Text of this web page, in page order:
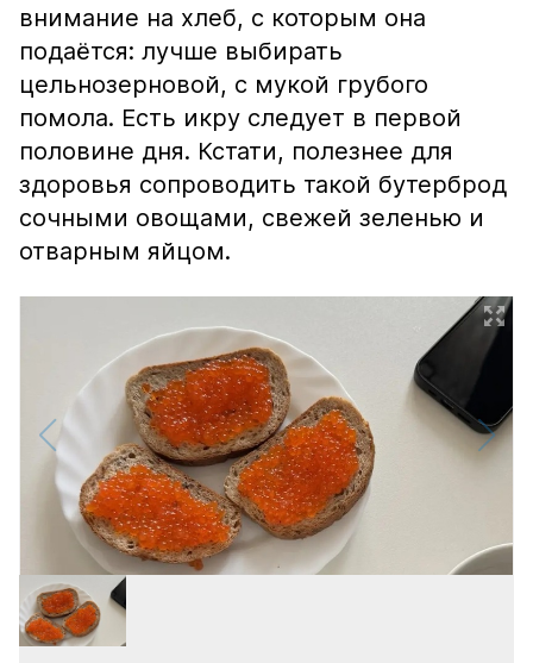
внимание на хлеб, с которым она
подаётся: лучше выбирать
цельнозерновой, с мукой грубого
помола. Есть икру следует в первой
половине дня. Кстати, полезнее для
здоровья сопроводить такой бутерброд
сочными овощами, свежей зеленью и
отварным яйцом.